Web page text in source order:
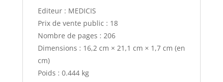
Editeur : MEDICIS
Prix de vente public : 18
Nombre de pages : 206
Dimensions : 16,2 cm × 21,1 cm × 1,7 cm (en
cm)
Poids : 0.444 kg